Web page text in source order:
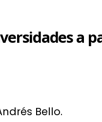
a
Bello.